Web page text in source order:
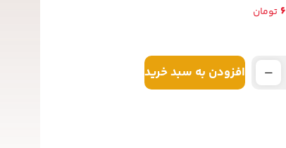
تومان
افزودن به سبد خرید